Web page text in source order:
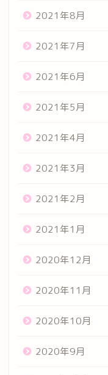
2021年8月
2021年7月
2021年6月
2021年5月
2021年4月
2021年3月
2021年2月
2021年1月
2020年12月
2020年11月
2020年10月
2020年9月